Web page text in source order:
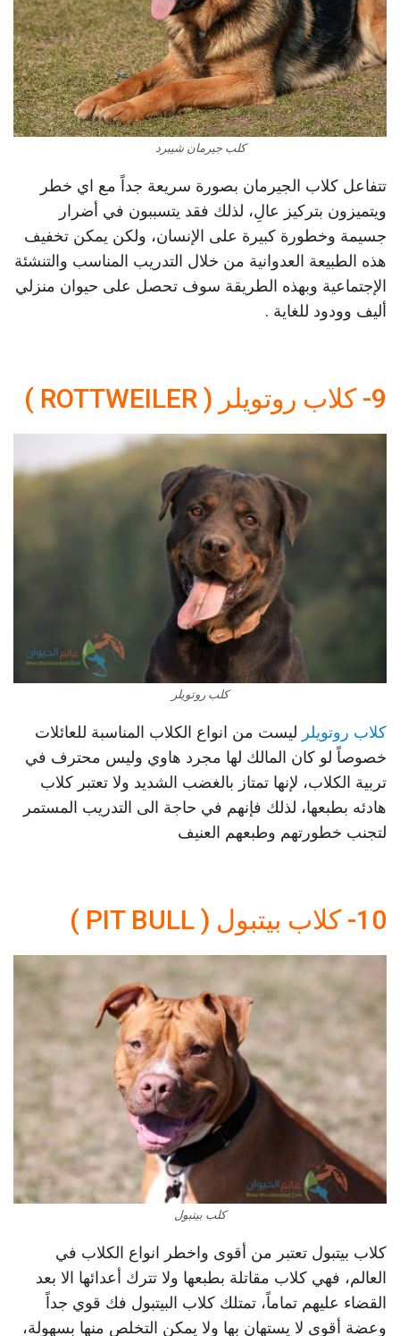
كلب جيرمان شيبرد
تتفاعل كلاب الجيرمان بصورة سريعة جداً مع اي خطر
ويتميزون بتركيز عالِ، لذلك فقد يتسببون في أضرار
جسيمة وخطورة كبيرة على الإنسان، ولكن يمكن تخفيف
هذه الطبيعة العدوانية من خلال التدريب المناسب والتنشئة
الإجتماعية وبهذه الطريقة سوف تحصل على حيوان منزلي
أليف وودود للغاية .
9- كلاب روتويلر ( ROTTWEILER )
كلب روتويلر
كلاب روتويلر ليست من انواع الكلاب المناسبة للعائلات
خصوصاً لو كان المالك لها مجرد هاوي وليس محترف في
تربية الكلاب، لإنها تمتاز بالغضب الشديد ولا تعتبر كلاب
هادئه بطبعها، لذلك فإنهم في حاجة الى التدريب المستمر
لتجنب خطورتهم وطبعهم العنيف
10- كلاب بيتبول ( PIT BULL )
كلب بيتبول
كلاب بيتبول تعتبر من أقوى واخطر انواع الكلاب في
العالم، فهي كلاب مقاتلة بطبعها ولا تترك أعدائها الا بعد
القضاء عليهم تماماً، تمتلك كلاب البيتبول فك قوي جداً
وعضة أقوى لا يستهان بها ولا يمكن التخلص منها بسهولة،